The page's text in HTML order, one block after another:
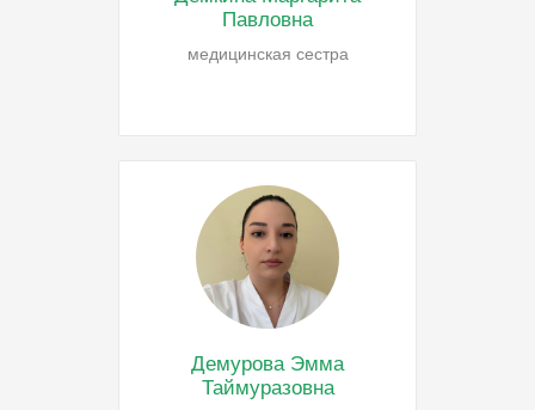
Павловна
медицинская сестра
Демурова Эмма
Таймуразовна